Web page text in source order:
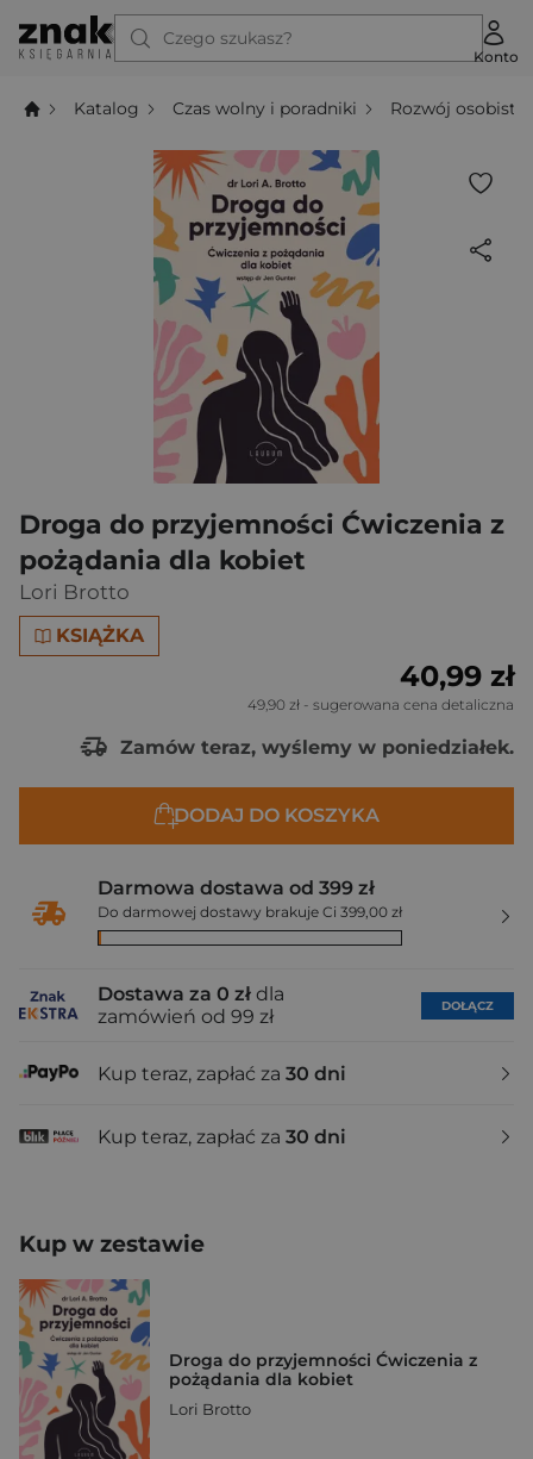
Czego szukasz?
Konto
Katalog Czas wolny i poradniki Rozwój osobisty
Droga do przyjemności Ćwiczenia z
pożądania dla kobiet
Lori Brotto
KSIĄŻKA
40,99 zł
49,90 zł - sugerowana cena detaliczna
Zamów teraz, wyślemy w poniedziałek.
DODAJ DO KOSZYKA
Darmowa dostawa od 399 zł
Do darmowej dostawy brakuje Ci 399,00 zł
Dostawa za 0 zł dla
zamówień od 99 zł
DOŁĄCZ
Kup teraz, zapłać za 30 dni
Kup teraz, zapłać za 30 dni
Kup w zestawie
Droga do przyjemności Ćwiczenia z
pożądania dla kobiet
Lori Brotto